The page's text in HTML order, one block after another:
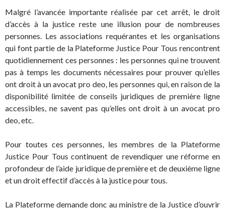
Malgré l’avancée importante réalisée par cet arrêt, le droit
d’accès à la justice reste une illusion pour de nombreuses
personnes. Les associations requérantes et les organisations
qui font partie de la Plateforme Justice Pour Tous rencontrent
quotidiennement ces personnes : les personnes qui ne trouvent
pas à temps les documents nécessaires pour prouver qu’elles
ont droit à un avocat pro deo, les personnes qui, en raison de la
disponibilité limitée de conseils juridiques de première ligne
accessibles, ne savent pas qu’elles ont droit à un avocat pro
deo, etc.
Pour toutes ces personnes, les membres de la Plateforme
Justice Pour Tous continuent de revendiquer une réforme en
profondeur de l’aide juridique de première et de deuxième ligne
et un droit effectif d’accès à la justice pour tous.
La Plateforme demande donc au ministre de la Justice d’ouvrir